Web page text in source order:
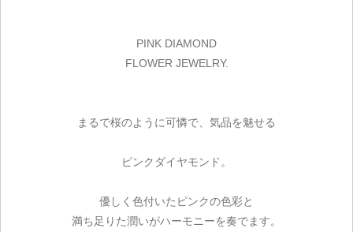
PINK DIAMOND
FLOWER JEWELRY.
まるで桜のように可憐で、気品を魅せる
ピンクダイヤモンド。
優しく色付いたピンクの色彩と
満ち足りた潤いがハーモニーを奏でます。